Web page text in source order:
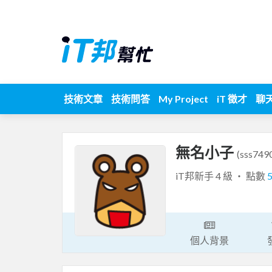
技術文章 技術問答 My Project iT 徵才 聊
無名小子
iT邦新手 4 級 ‧ 點數
個人背景